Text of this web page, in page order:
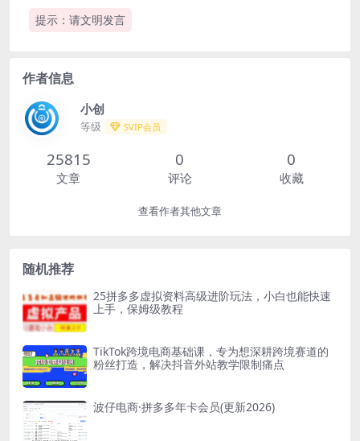
提示：请文明发言
作者信息
小创
等级 SVIP会员
25815
文章
0
评论
0
收藏
查看作者其他文章
随机推荐
25拼多多虚拟资料高级进阶玩法，小白也能快速
上手，保姆级教程
TikTok跨境电商基础课，专为想深耕跨境赛道的
粉丝打造，解决抖音外站教学限制痛点
波仔电商·拼多多年卡会员(更新2026)